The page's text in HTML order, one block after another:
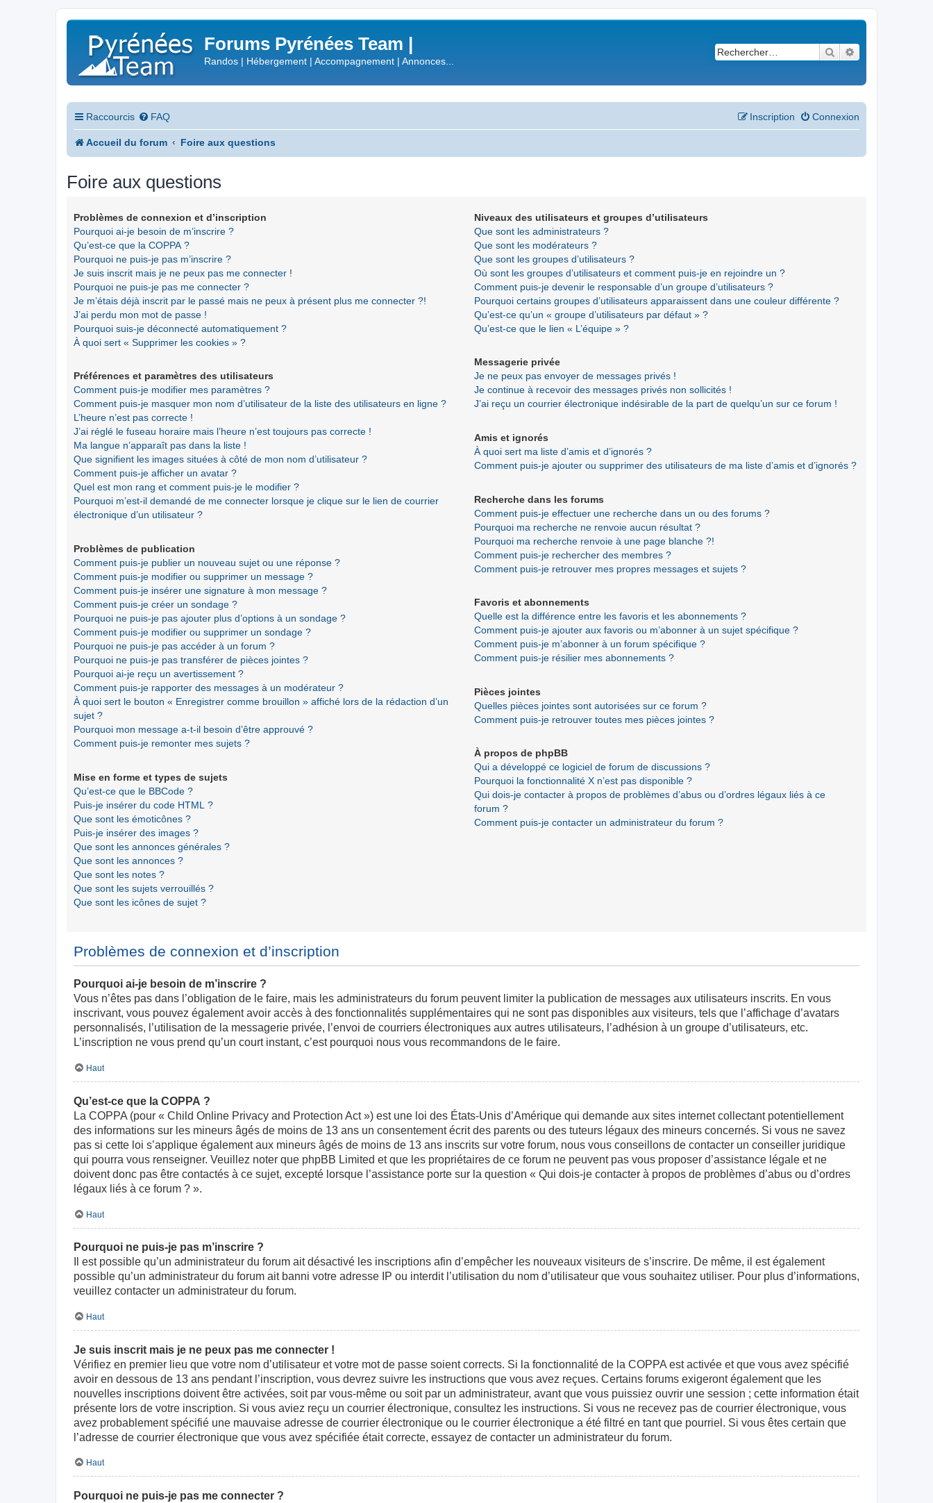
Forums Pyrénées Team |
Randos | Hébergement | Accompagnement | Annonces...
Rechercher
Raccourcis FAQ Connexion
Inscription
Accueil du forum Foire aux questions
Foire aux questions
Problèmes de connexion et d’inscription
Pourquoi ai-je besoin de m’inscrire ?
Qu’est-ce que la COPPA ?
Pourquoi ne puis-je pas m’inscrire ?
Je suis inscrit mais je ne peux pas me connecter !
Pourquoi ne puis-je pas me connecter ?
Je m’étais déjà inscrit par le passé mais ne peux à présent plus me connecter ?!
J’ai perdu mon mot de passe !
Pourquoi suis-je déconnecté automatiquement ?
À quoi sert « Supprimer les cookies » ?
Préférences et paramètres des utilisateurs
Comment puis-je modifier mes paramètres ?
Comment puis-je masquer mon nom d’utilisateur de la liste des utilisateurs en ligne ?
L’heure n’est pas correcte !
J’ai réglé le fuseau horaire mais l’heure n’est toujours pas correcte !
Ma langue n’apparaît pas dans la liste !
Que signifient les images situées à côté de mon nom d’utilisateur ?
Comment puis-je afficher un avatar ?
Quel est mon rang et comment puis-je le modifier ?
Pourquoi m’est-il demandé de me connecter lorsque je clique sur le lien de courrier
électronique d’un utilisateur ?
Problèmes de publication
Comment puis-je publier un nouveau sujet ou une réponse ?
Comment puis-je modifier ou supprimer un message ?
Comment puis-je insérer une signature à mon message ?
Comment puis-je créer un sondage ?
Pourquoi ne puis-je pas ajouter plus d’options à un sondage ?
Comment puis-je modifier ou supprimer un sondage ?
Pourquoi ne puis-je pas accéder à un forum ?
Pourquoi ne puis-je pas transférer de pièces jointes ?
Pourquoi ai-je reçu un avertissement ?
Comment puis-je rapporter des messages à un modérateur ?
À quoi sert le bouton « Enregistrer comme brouillon » affiché lors de la rédaction d’un
sujet ?
Pourquoi mon message a-t-il besoin d’être approuvé ?
Comment puis-je remonter mes sujets ?
Mise en forme et types de sujets
Qu’est-ce que le BBCode ?
Puis-je insérer du code HTML ?
Que sont les émoticônes ?
Puis-je insérer des images ?
Que sont les annonces générales ?
Que sont les annonces ?
Que sont les notes ?
Que sont les sujets verrouillés ?
Que sont les icônes de sujet ?
Niveaux des utilisateurs et groupes d’utilisateurs
Que sont les administrateurs ?
Que sont les modérateurs ?
Que sont les groupes d’utilisateurs ?
Où sont les groupes d’utilisateurs et comment puis-je en rejoindre un ?
Comment puis-je devenir le responsable d’un groupe d’utilisateurs ?
Pourquoi certains groupes d’utilisateurs apparaissent dans une couleur différente ?
Qu’est-ce qu’un « groupe d’utilisateurs par défaut » ?
Qu’est-ce que le lien « L’équipe » ?
Messagerie privée
Je ne peux pas envoyer de messages privés !
Je continue à recevoir des messages privés non sollicités !
J’ai reçu un courrier électronique indésirable de la part de quelqu’un sur ce forum !
Amis et ignorés
À quoi sert ma liste d’amis et d’ignorés ?
Comment puis-je ajouter ou supprimer des utilisateurs de ma liste d’amis et d’ignorés ?
Recherche dans les forums
Comment puis-je effectuer une recherche dans un ou des forums ?
Pourquoi ma recherche ne renvoie aucun résultat ?
Pourquoi ma recherche renvoie à une page blanche ?!
Comment puis-je rechercher des membres ?
Comment puis-je retrouver mes propres messages et sujets ?
Favoris et abonnements
Quelle est la différence entre les favoris et les abonnements ?
Comment puis-je ajouter aux favoris ou m’abonner à un sujet spécifique ?
Comment puis-je m’abonner à un forum spécifique ?
Comment puis-je résilier mes abonnements ?
Pièces jointes
Quelles pièces jointes sont autorisées sur ce forum ?
Comment puis-je retrouver toutes mes pièces jointes ?
À propos de phpBB
Qui a développé ce logiciel de forum de discussions ?
Pourquoi la fonctionnalité X n’est pas disponible ?
Qui dois-je contacter à propos de problèmes d’abus ou d’ordres légaux liés à ce
forum ?
Comment puis-je contacter un administrateur du forum ?
Problèmes de connexion et d’inscription
Pourquoi ai-je besoin de m’inscrire ?
Vous n’êtes pas dans l’obligation de le faire, mais les administrateurs du forum peuvent limiter la publication de messages aux utilisateurs inscrits. En vous
inscrivant, vous pouvez également avoir accès à des fonctionnalités supplémentaires qui ne sont pas disponibles aux visiteurs, tels que l’affichage d’avatars
personnalisés, l’utilisation de la messagerie privée, l’envoi de courriers électroniques aux autres utilisateurs, l’adhésion à un groupe d’utilisateurs, etc.
L’inscription ne vous prend qu’un court instant, c’est pourquoi nous vous recommandons de le faire.
Haut
Qu’est-ce que la COPPA ?
La COPPA (pour « Child Online Privacy and Protection Act ») est une loi des États-Unis d’Amérique qui demande aux sites internet collectant potentiellement
des informations sur les mineurs âgés de moins de 13 ans un consentement écrit des parents ou des tuteurs légaux des mineurs concernés. Si vous ne savez
pas si cette loi s’applique également aux mineurs âgés de moins de 13 ans inscrits sur votre forum, nous vous conseillons de contacter un conseiller juridique
qui pourra vous renseigner. Veuillez noter que phpBB Limited et que les propriétaires de ce forum ne peuvent pas vous proposer d’assistance légale et ne
doivent donc pas être contactés à ce sujet, excepté lorsque l’assistance porte sur la question « Qui dois-je contacter à propos de problèmes d’abus ou d’ordres
légaux liés à ce forum ? ».
Haut
Pourquoi ne puis-je pas m’inscrire ?
Il est possible qu’un administrateur du forum ait désactivé les inscriptions afin d’empêcher les nouveaux visiteurs de s’inscrire. De même, il est également
possible qu’un administrateur du forum ait banni votre adresse IP ou interdit l’utilisation du nom d’utilisateur que vous souhaitez utiliser. Pour plus d’informations,
veuillez contacter un administrateur du forum.
Haut
Je suis inscrit mais je ne peux pas me connecter !
Vérifiez en premier lieu que votre nom d’utilisateur et votre mot de passe soient corrects. Si la fonctionnalité de la COPPA est activée et que vous avez spécifié
avoir en dessous de 13 ans pendant l’inscription, vous devrez suivre les instructions que vous avez reçues. Certains forums exigeront également que les
nouvelles inscriptions doivent être activées, soit par vous-même ou soit par un administrateur, avant que vous puissiez ouvrir une session ; cette information était
présente lors de votre inscription. Si vous aviez reçu un courrier électronique, consultez les instructions. Si vous ne recevez pas de courrier électronique, vous
avez probablement spécifié une mauvaise adresse de courrier électronique ou le courrier électronique a été filtré en tant que pourriel. Si vous êtes certain que
l’adresse de courrier électronique que vous avez spécifiée était correcte, essayez de contacter un administrateur du forum.
Haut
Pourquoi ne puis-je pas me connecter ?